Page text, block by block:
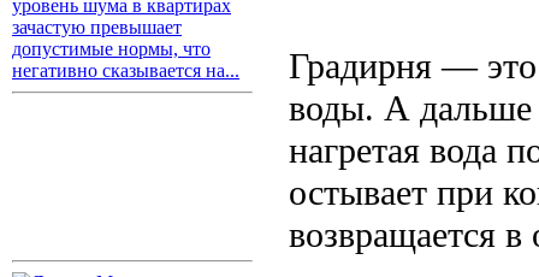
уровень шума в квартирах
зачастую превышает
допустимые нормы, что
негативно сказывается на...
Градирня — это
воды. А дальше
нагретая вода
остывает при
возвращается